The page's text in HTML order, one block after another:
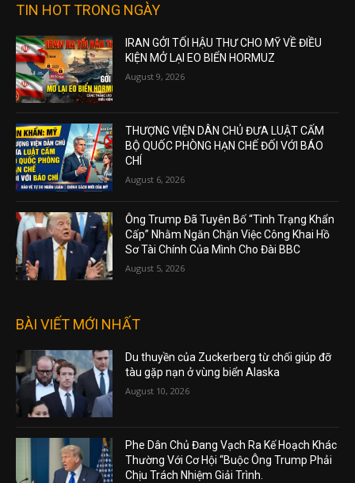
TIN HOT TRONG NGÀY
IRAN GỞI TỐI HẬU THƯ CHO MỸ VỀ ĐIỀU
KIỆN MỞ LẠI EO BIỂN HORMUZ
August 9, 2026
THƯỢNG VIỆN DÂN CHỦ ĐƯA LUẬT CẤM
BỘ QUỐC PHÒNG HẠN CHẾ ĐỐI VỚI BÁO
CHÍ
August 6, 2026
Ông Trump Đã Tuyên Bố “Tình Trạng Khẩn
Cấp” Nhằm Ngăn Chặn Việc Công Khai Hồ
Sơ Tài Chính Của Mình Cho Đài BBC
August 5, 2026
BÀI VIẾT MỚI NHẤT
Du thuyền của Zuckerberg từ chối giúp đỡ
tàu gặp nạn ở vùng biển Alaska
August 10, 2026
Phe Dân Chủ Đang Vạch Ra Kế Hoạch Khác
Thường Với Cơ Hội “Buộc Ông Trump Phải
Chịu Trách Nhiệm Giải Trình.